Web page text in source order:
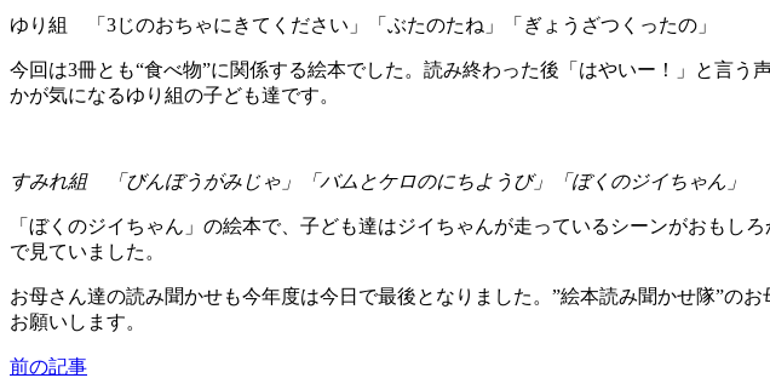
ゆり組 「3じのおちゃにきてください」「ぶたのたね」「ぎょうざつくったの」
今回は3冊とも“食べ物”に関係する絵本でした。読み終わった後「はやいー！」と言
かが気になるゆり組の子ども達です。
すみれ組 「びんぼうがみじゃ」「バムとケロのにちようび」「ぼくのジイちゃん」
「ぼくのジイちゃん」の絵本で、子ども達はジイちゃんが走っているシーンがおも
で見ていました。
お母さん達の読み聞かせも今年度は今日で最後となりました。”絵本読み聞かせ隊”の
お願いします。
前の記事